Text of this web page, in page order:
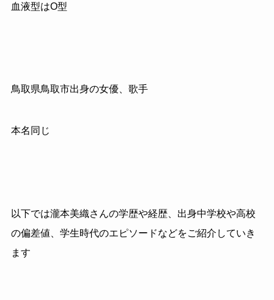
血液型はO型
鳥取県鳥取市出身の女優、歌手
本名同じ
以下では瀧本美織さんの学歴や経歴、出身中学校や高校
の偏差値、学生時代のエピソードなどをご紹介していき
ます